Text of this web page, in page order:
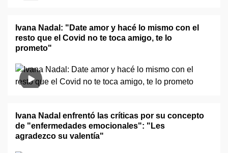
Ivana Nadal: "Date amor y hacé lo mismo con el
resto que el Covid no te toca amigo, te lo
prometo"
Ivana Nadal enfrentó las críticas por su concepto
de "enfermedades emocionales": "Les
agradezco su valentía"